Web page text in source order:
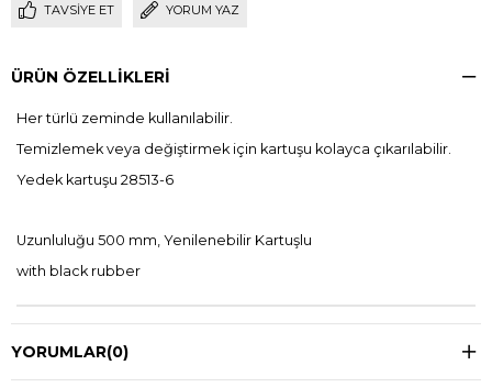
TAVSIYE ET YORUM YAZ
ÜRÜN ÖZELLIKLERI
Her türlü zeminde kullanılabilir.
Temizlemek veya değiştirmek için kartuşu kolayca çıkarılabilir.
Yedek kartuşu 28513-6
Uzunluluğu 500 mm, Yenilenebilir Kartuşlu
with black rubber
YORUMLAR(0)